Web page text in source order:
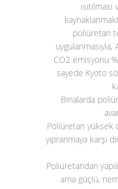
poliüretan
CO2 emisyonu
sayede Kyoto
Binalarda
Poliüretan yüksek
yıpranmaya karşı
Poliüretandan
ama güçlü,